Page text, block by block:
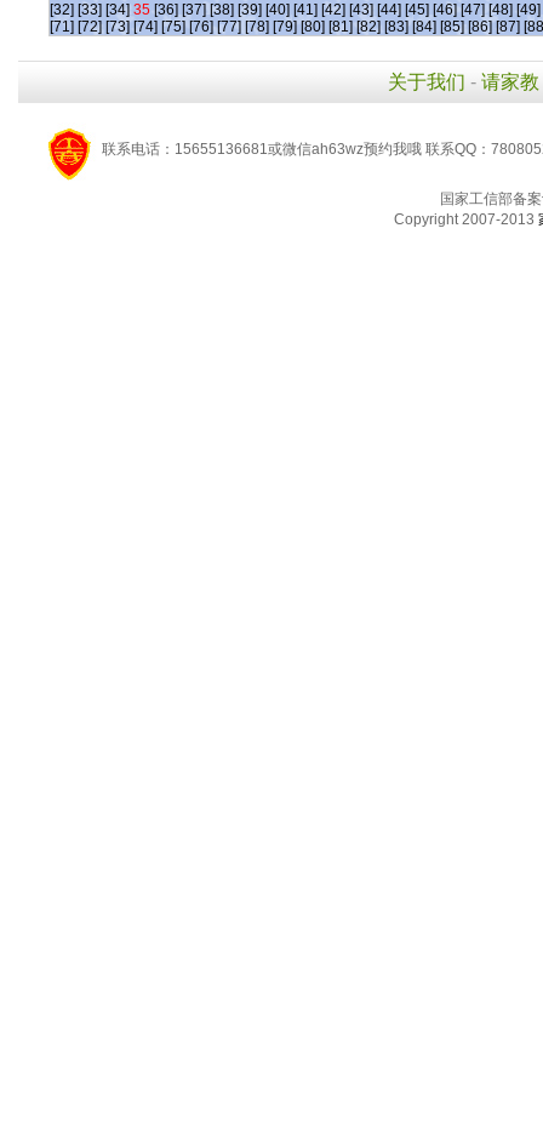
[32] [33] [34] 35 [36] [37] [38] [39] [40] [41] [42] [43] [44] [45] [46] [47] [48] [49]
[71] [72] [73] [74] [75] [76] [77] [78] [79] [80] [81] [82] [83] [84] [85] [86] [87]
关于我们 - 请家教
联系电话：15655136681或微信ah63wz预约我哦 联系QQ：
国家工信部备
Copyright 2007-2013